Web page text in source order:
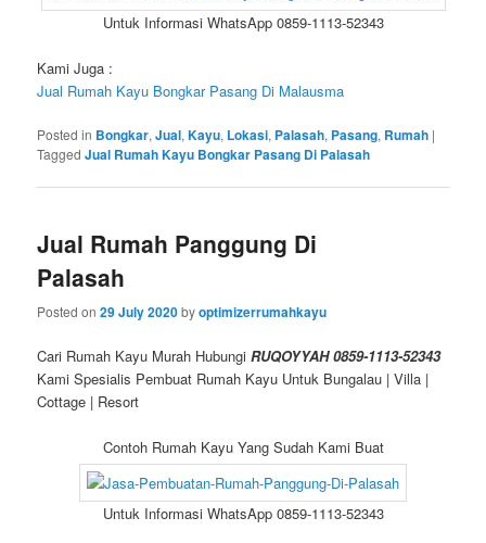
Untuk Informasi WhatsApp 0859-1113-52343
Kami Juga :
Jual Rumah Kayu Bongkar Pasang Di Malausma
Posted in Bongkar,Jual,Kayu, Lokasi, Palasah, Pasang, Rumah |
Tagged Jual Rumah Kayu Bongkar Pasang Di Palasah
Jual Rumah Panggung Di
Palasah
Posted on29 July 2020byoptimizerrumahkayu
Cari Rumah Kayu Murah HubungiRUQOYYAH 0859-1113-52343
Kami Spesialis Pembuat Rumah Kayu Untuk Bungalau | Villa |
Cottage | Resort
Contoh Rumah Kayu Yang Sudah Kami Buat
Untuk Informasi WhatsApp 0859-1113-52343